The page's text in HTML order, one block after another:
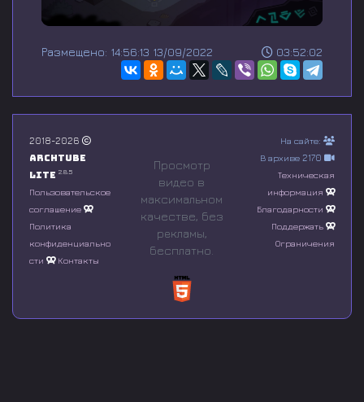
e
n
o
f
0
s
o
n
d
03:52:02
Размещено: 14:56:13 13/09/2022
2018-2026
Archtube
Lite 2.8.5
Пользовательское
соглашение
Политика
конфиденциально
сти
Контакты
Просмотр
видео в
максимальном
качестве, без
рeкламы,
бесплатно.
На сайте:
В архиве 2170
Техническая
информация
Благодарности
Поддержать
Ограничения